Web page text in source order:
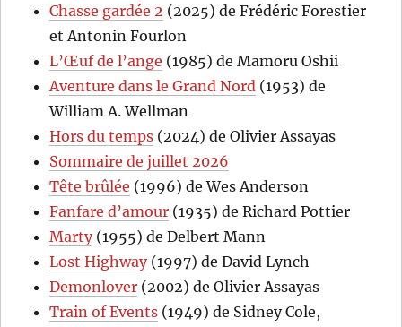
Chasse gardée 2 (2025) de Frédéric Forestier
et Antonin Fourlon
L’Œuf de l’ange (1985) de Mamoru Oshii
Aventure dans le Grand Nord (1953) de
William A. Wellman
Hors du temps (2024) de Olivier Assayas
Sommaire de juillet 2026
Tête brûlée (1996) de Wes Anderson
Fanfare d’amour (1935) de Richard Pottier
Marty(1955) de Delbert Mann
Lost Highway(1997) de David Lynch
Demonlover (2002) de Olivier Assayas
Train of Events (1949) de Sidney Cole,